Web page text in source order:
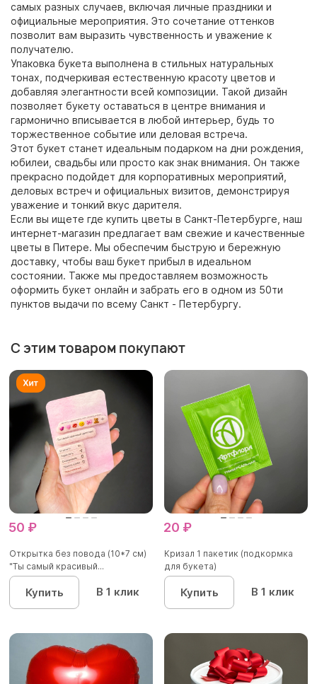
самых разных случаев, включая личные праздники и
официальные мероприятия. Это сочетание оттенков
позволит вам выразить чувственность и уважение к
получателю.
Упаковка букета выполнена в стильных натуральных
тонах, подчеркивая естественную красоту цветов и
добавляя элегантности всей композиции. Такой дизайн
позволяет букету оставаться в центре внимания и
гармонично вписывается в любой интерьер, будь то
торжественное событие или деловая встреча.
Этот букет станет идеальным подарком на дни рождения,
юбилеи, свадьбы или просто как знак внимания. Он также
прекрасно подойдет для корпоративных мероприятий,
деловых встреч и официальных визитов, демонстрируя
уважение и тонкий вкус дарителя.
Если вы ищете где купить цветы в Санкт-Петербурге, наш
интернет-магазин предлагает вам свежие и качественные
цветы в Питере. Мы обеспечим быструю и бережную
доставку, чтобы ваш букет прибыл в идеальном
состоянии. Также мы предоставляем возможность
оформить букет онлайн и забрать его в одном из 50ти
пунктов выдачи по всему Санкт - Петербургу.
С этим товаром покупают
50 ₽
Открытка без повода (10*7 см)
"Ты самый красивый...
Купить В 1 клик
20 ₽
Кризал 1 пакетик (подкормка
для букета)
Купить В 1 клик